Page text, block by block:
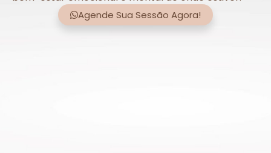
Agende Sua Sessão Agora!